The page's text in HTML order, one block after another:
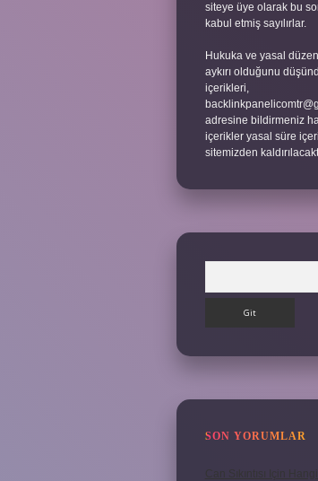
siteye üye olarak bu
kabul etmiş sayılırlar.
Hukuka ve yasal
aykırı olduğunu
içerikleri,
adresine bildirmeniz
içerikler yasal süre
sitemizden
SON YORUMLAR
Can Sıkıntısı Için